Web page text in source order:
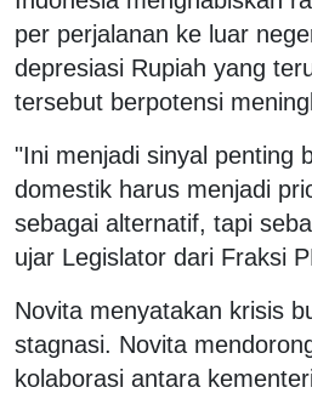
per perjalanan ke luar
depresiasi Rupiah yang
tersebut berpotensi
"Ini menjadi sinyal penting
domestik harus menjadi
sebagai alternatif, tapi
ujar Legislator dari Fraksi
Novita menyatakan krisis
stagnasi. Novita
kolaborasi antara